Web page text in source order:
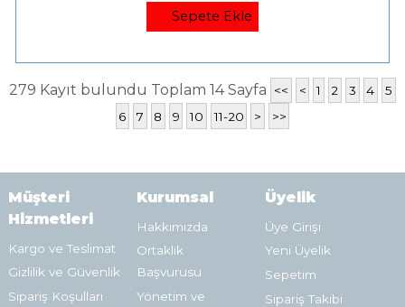
Sepete Ekle
279 Kayıt bulundu Toplam 14 Sayfa << < 1 2 3 4
5
6
7 8 9 10 11-20 > >>
Müşteri
Hizmetleri
Kargo ve Teslimat
Gizlilik ve Güvenlik
Sipariş Koşulları
Kurumsal
Hakkımızda
Ortaklık
Başvurusu
Yönetim ve
Üyelik
Üye Girişi
Yeni Üyelik
Sepetim
Sipariş Takibi